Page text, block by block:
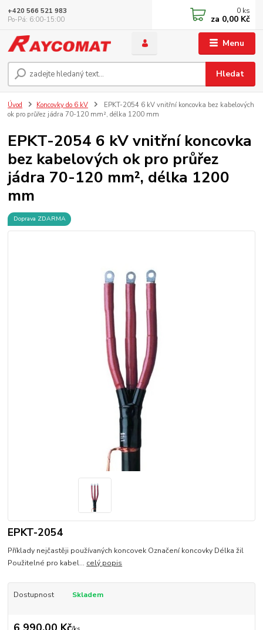
Menu
Hledat
+420 566 521 983
Po-Pá: 6:00-15:00
0 ks
za 0,00 Kč
Úvod Koncovky do 6 kV
EPKT-2054 6 kV vnitřní koncovka bez kabelových
ok pro průřez jádra 70-120 mm², délka 1200 mm
EPKT-2054 6 kV vnitřní koncovka
bez kabelových ok pro průřez
jádra 70-120 mm², délka 1200
mm
Doprava ZDARMA
EPKT-2054
Příklady nejčastěji používaných koncovek Označení koncovky Délka žil
Použitelné pro kabel... celý popis
Dostupnost Skladem